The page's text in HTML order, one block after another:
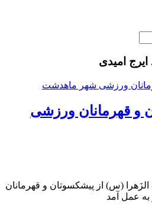
امیدی
و قهرمانان ورزشی
(س) از پیشکسوتان و قهرمانان
عمل آمد